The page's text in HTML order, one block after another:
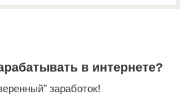
в интернете?
заработок!